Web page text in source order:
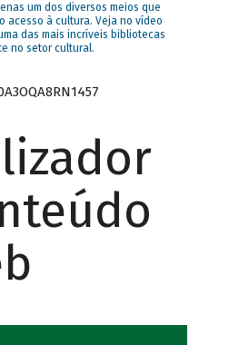
um dos diversos meios que
acesso à cultura. Veja no vídeo
das mais incríveis bibliotecas
no setor cultural.